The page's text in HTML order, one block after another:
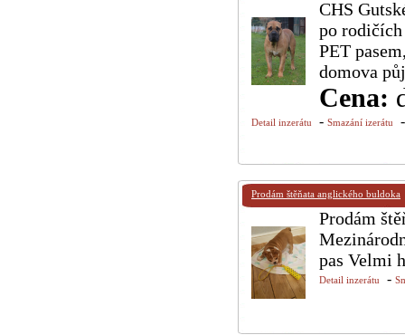
CHS
po rodičích
PET
domova
Cena:
Detail inzerátu - Smazání izerátu
Prodám štěňata anglického buldoka
Prodám
pas Velmi
Detail inzerátu -